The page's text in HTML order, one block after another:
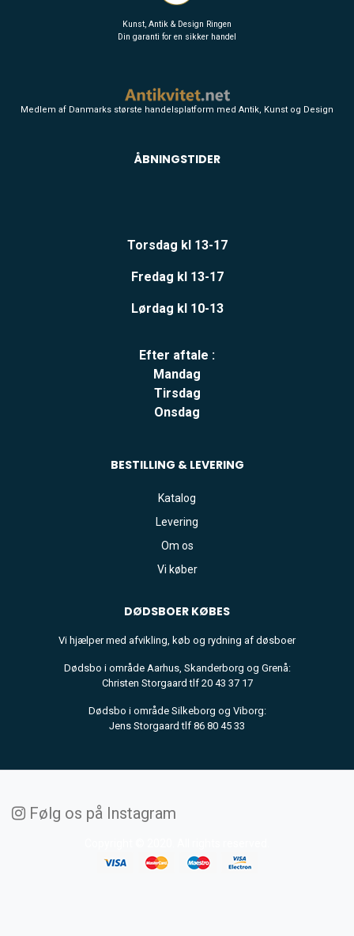
Kunst, Antik & Design Ringen
Din garanti for en sikker handel
Medlem af Danmarks største handelsplatform med Antik, Kunst og Design
ÅBNINGSTIDER
Torsdag kl 13-17
Fredag kl 13-17
Lørdag kl 10-13
Efter aftale :
Mandag
Tirsdag
Onsdag
BESTILLING & LEVERING
Katalog
Levering
Om os
Vi køber
DØDSBOER KØBES
Vi hjælper med afvikling, køb og rydning af døsboer
Dødsbo i område Aarhus, Skanderborg og Grenå:
Christen Storgaard tlf 20 43 37 17
Dødsbo i område Silkeborg og Viborg:
Jens Storgaard tlf 86 80 45 33
Følg os på Instagram